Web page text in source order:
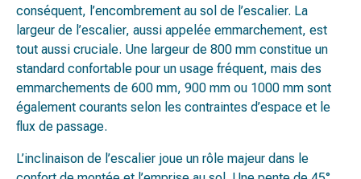
conséquent, l’encombrement au sol de l’escalier. La
largeur de l’escalier, aussi appelée emmarchement, est
tout aussi cruciale. Une largeur de 800 mm constitue un
standard confortable pour un usage fréquent, mais des
emmarchements de 600 mm, 900 mm ou 1000 mm sont
également courants selon les contraintes d’espace et le
flux de passage.
L’inclinaison de l’escalier joue un rôle majeur dans le